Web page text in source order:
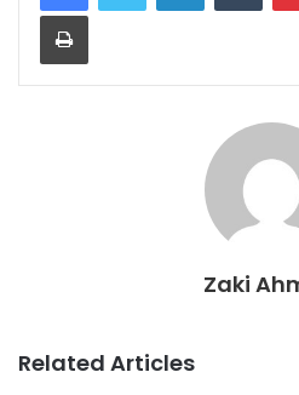
Print
Zaki
Related Articles